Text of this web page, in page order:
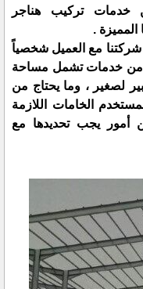
خدمات تركيب هناجر
.
مع العميل شخصياً
من خدمات تشمل مساحة
لصغير ، وما يحتاج من
الخامات اللازمة
أمور يجب تحديدها مع